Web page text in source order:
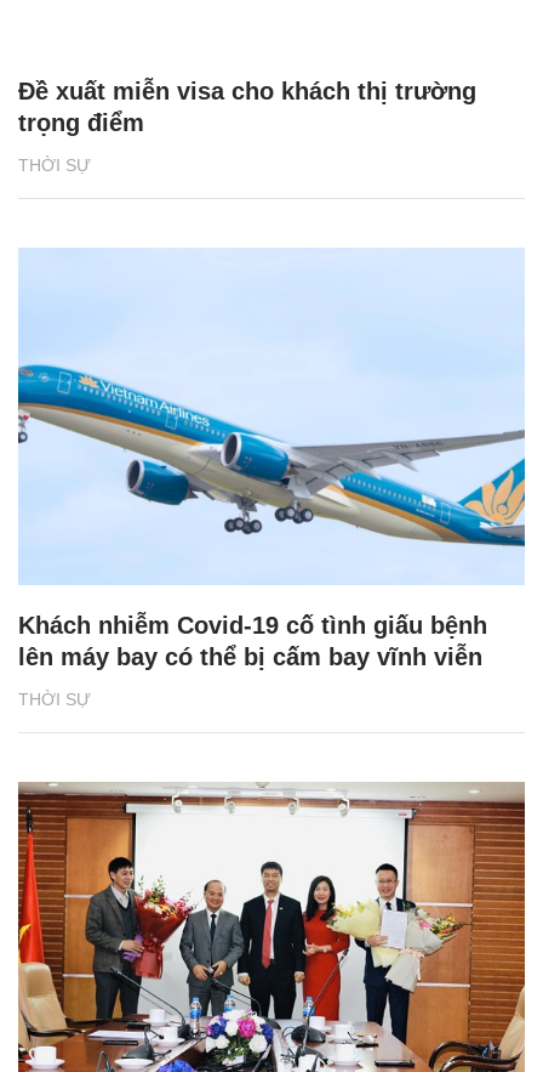
THỜI SỰ
Đề xuất miễn visa cho khách thị trường
trọng điểm
THỜI SỰ
Khách nhiễm Covid-19 cố tình giấu bệnh
lên máy bay có thể bị cấm bay vĩnh viễn